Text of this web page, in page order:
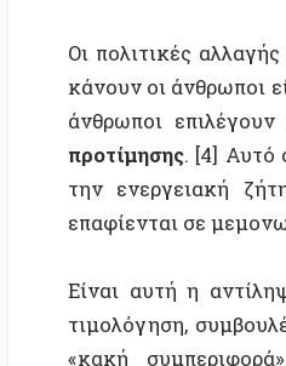
Προφανώς, τα άτομα
βασίζονται σε αξίες
οδηγούν
περισσότεροι
δεν είναι απλώς θέμα
κάνουν εξαρτώνται,
πολιτικούς θεσμούς,
Τα όρια της ατομικής